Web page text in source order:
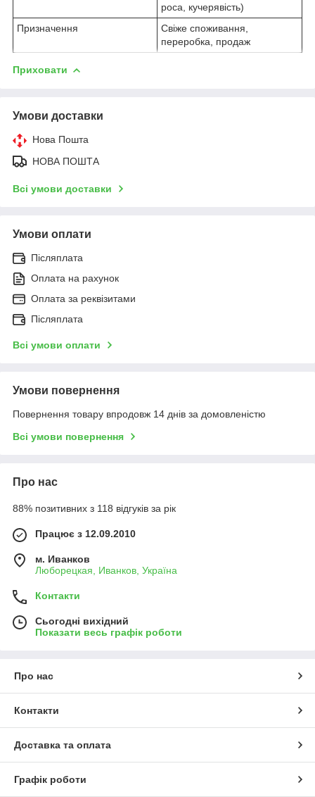
роса, кучерявість)
Призначення
Свіже споживання,
переробка, продаж
Приховати
Умови доставки
Нова Пошта
НОВА ПОШТА
Всі умови доставки
Умови оплати
Післяплата
Оплата на рахунок
Оплата за реквізитами
Післяплата
Всі умови оплати
Умови повернення
Повернення товару впродовж 14 днів за домовленістю
Всі умови повернення
Про нас
88% позитивних з 118 відгуків за рік
Працює з 12.09.2010
м. Иванков
Люборецкая, Иванков, Україна
Контакти
Сьогодні вихідний
Показати весь графік роботи
Про нас
Контакти
Доставка та оплата
Графік роботи